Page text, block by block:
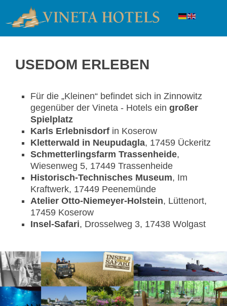
USEDOM ERLEBEN
Für die „Kleinen“ befindet sich in Zinnowitz
gegenüber der Vineta - Hotels ein großer
Spielplatz
Karls Erlebnisdorf in Koserow
Kletterwald in Neupudagla, 17459 Ückeritz
Schmetterlingsfarm Trassenheide,
Wiesenweg 5, 17449 Trassenheide
Historisch-Technisches Museum, Im
Kraftwerk, 17449 Peenemünde
Atelier Otto-Niemeyer-Holstein, Lüttenort,
17459 Koserow
Insel-Safari, Drosselweg 3, 17438 Wolgast